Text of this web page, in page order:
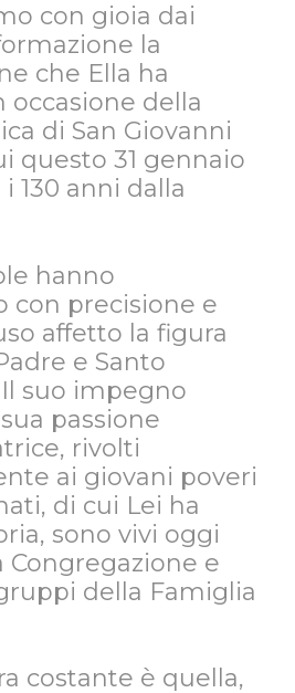
con gioia dai
la
che Ella ha
occasione della
di San Giovanni
questo 31 gennaio
130 anni dalla
hanno
con precisione e
affetto la figura
e Santo
suo impegno
passione
rivolti
ai giovani poveri
di cui Lei ha
sono vivi oggi
Congregazione e
della Famiglia
costante è quella,